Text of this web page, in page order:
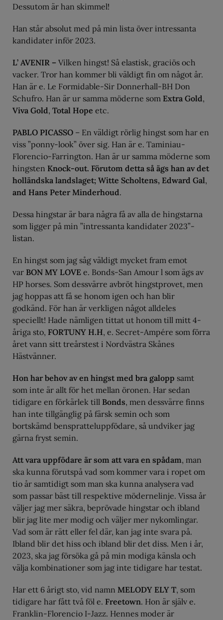
Dessutom är han skimmel!
Han står absolut med på min lista över intressanta
kandidater inför 2023.
L’ AVENIR – Vilken hingst! Så elastisk, graciös och
vacker. Tror han kommer bli väldigt fin om något år.
Han är e. Le Formidable-Sir Donnerhall-BH Don
Schufro. Han är ur samma möderne som Extra Gold,
Viva Gold, Total Hope etc.
PABLO PICASSO – En väldigt rörlig hingst som har en
viss ”ponny-look” över sig. Han är e. Taminiau-
Florencio-Farrington. Han är ur samma möderne som
hingsten Knock-out. Förutom detta så ägs han av det
holländska landslaget; Witte Scholtens, Edward Gal,
and Hans Peter Minderhoud.
Dessa hingstar är bara några få av alla de hingstarna
som ligger på min ”intressanta kandidater 2023”-
listan.
En hingst som jag såg väldigt mycket fram emot
var BON MY LOVE e. Bonds-San Amour l som ägs av
HP horses. Som dessvärre avbröt hingstprovet, men
jag hoppas att få se honom igen och han blir
godkänd. För han är verkligen något alldeles
speciellt! Hade nämligen tittat ut honom till mitt 4-
åriga sto, FORTUNY H.H, e. Secret-Ampére som förra
året vann sitt treårstest i Nordvästra Skånes
Hästvänner.
Hon har behov av en hingst med bra galopp samt
som inte är allt för het mellan öronen. Har sedan
tidigare en förkärlek till Bonds, men dessvärre finns
han inte tillgänglig på färsk semin och som
bortskämd benspratteluppfödare, så undviker jag
gärna fryst semin.
Att vara uppfödare är som att vara en spådam, man
ska kunna förutspå vad som kommer vara i ropet om
tio år samtidigt som man ska kunna analysera vad
som passar bäst till respektive mödernelinje. Vissa år
väljer jag mer säkra, beprövade hingstar och ibland
blir jag lite mer modig och väljer mer nykomlingar.
Vad som är rätt eller fel där, kan jag inte svara på.
Ibland blir det hiss och ibland blir det diss. Men i år,
2023, ska jag försöka gå på min modiga känsla och
välja kombinationer som jag inte tidigare har testat.
Har ett 6 årigt sto, vid namn MELODY ELY T, som
tidigare har fått två föl e. Freetown. Hon är själv e.
Franklin-Florencio I-Jazz. Hennes moder är